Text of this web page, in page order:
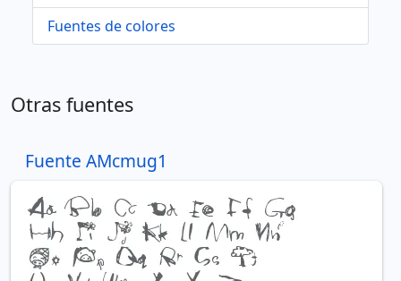
Fuentes de colores
Otras fuentes
Fuente AMcmug1